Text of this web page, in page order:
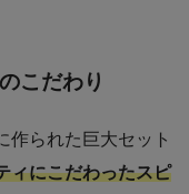
こだわり
作られた巨大セット
ィにこだわったスピ